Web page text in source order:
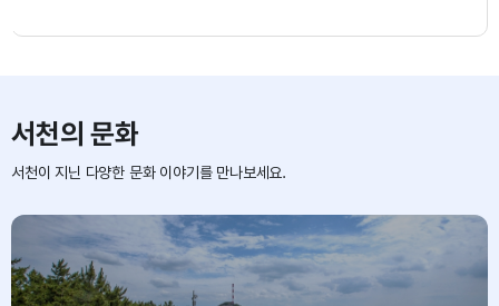
서천의 문화
서천이 지닌 다양한 문화 이야기를 만나보세요.